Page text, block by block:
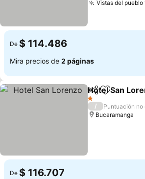
Vistas del pueblo
De $ 114.486
Mira precios de 2 páginas
CompartirAgregar a
Hotel San
1 Estrellas
/
Puntuación no
Bucaramanga
De $ 116.707